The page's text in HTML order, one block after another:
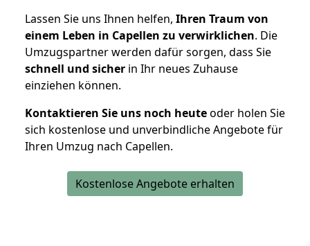
Lassen Sie uns Ihnen helfen, Ihren Traum von
einem Leben in Capellen zu verwirklichen. Die
Umzugspartner werden dafür sorgen, dass Sie
schnell und sicher in Ihr neues Zuhause
einziehen können.
Kontaktieren Sie uns noch heuteoder holen Sie
sich kostenlose und unverbindliche Angebote für
Ihren Umzug nach Capellen.
Kostenlose Angebote erhalten